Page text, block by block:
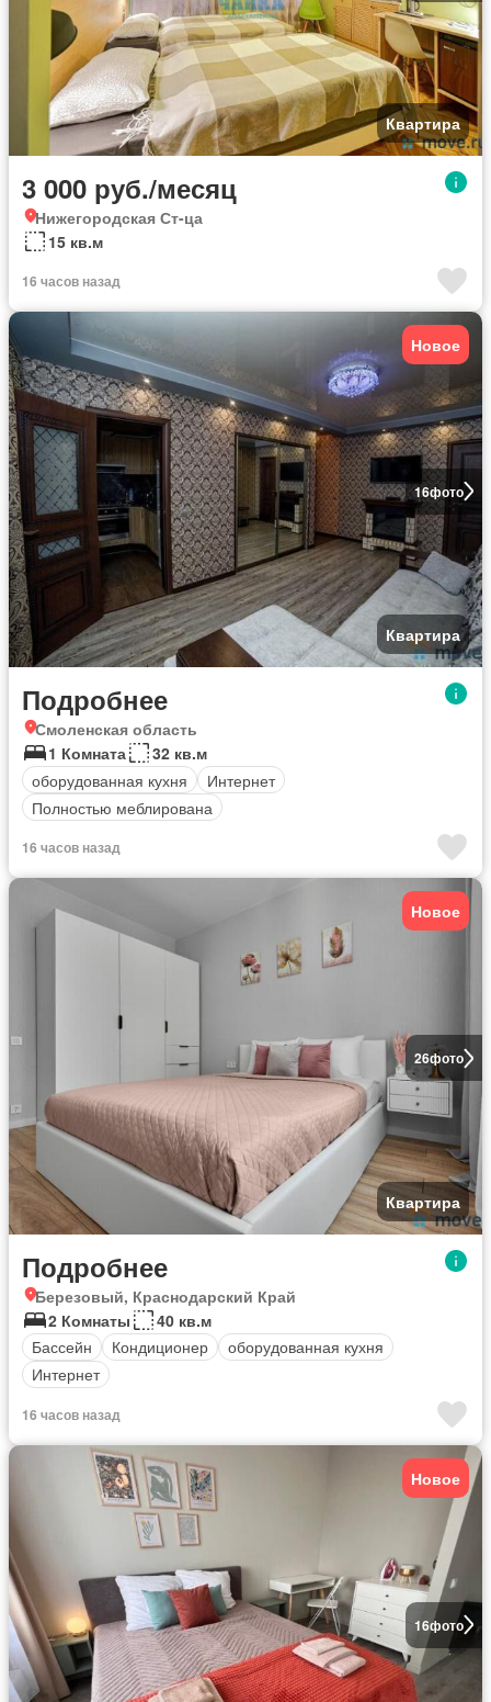
Квартира
3 000 руб./месяц
Нижегородская Ст-ца
15 кв.м
16 часов назад
16фото
Новое
Квартира
Подробнее
Смоленская область
1 Комната
32 кв.м
оборудованная кухня
Интернет
Полностью меблирована
16 часов назад
26фото
Новое
Квартира
Подробнее
Березовый, Краснодарский Край
2 Комнаты
40 кв.м
Бассейн
Кондиционер
оборудованная кухня
Интернет
16 часов назад
16фото
Новое